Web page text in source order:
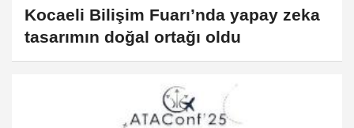
Kocaeli Bilişim Fuarı’nda yapay zeka
tasarımın doğal ortağı oldu